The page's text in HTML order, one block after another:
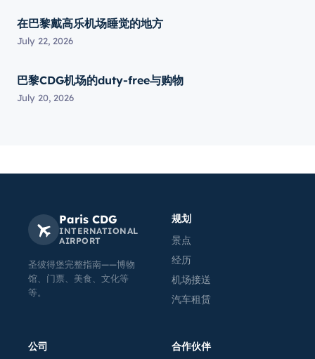
在巴黎戴高乐机场睡觉的地方
July 22, 2026
巴黎CDG机场的duty-free与购物
July 20, 2026
Paris CDG
INTERNATIONAL
AIRPORT
圣彼得堡完整指南——博物
馆、门票、美食、文化等
等。
规划
景点
经历
机场接送
汽车租赁
公司 合作伙伴